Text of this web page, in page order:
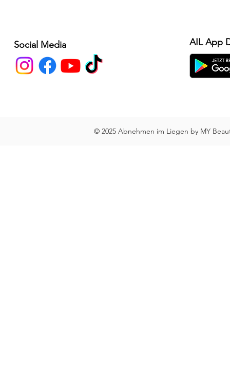
Social Media AIL App
© 2025 Abnehmen im Liegen by MY